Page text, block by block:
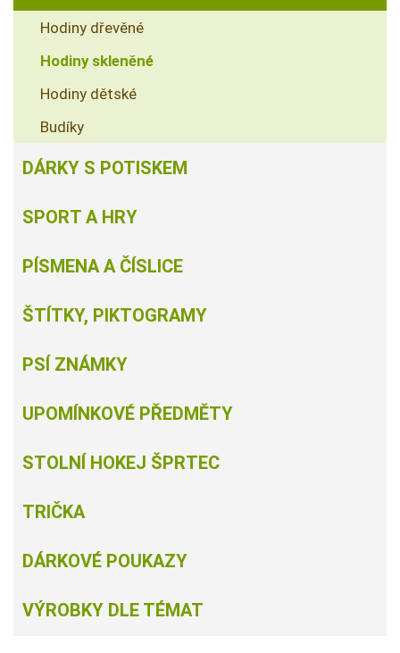
Hodiny dřevěné
Hodiny skleněné
Hodiny dětské
Budíky
DÁRKY S POTISKEM
SPORT A HRY
PÍSMENA A ČÍSLICE
ŠTÍTKY, PIKTOGRAMY
PSÍ ZNÁMKY
UPOMÍNKOVÉ PŘEDMĚTY
STOLNÍ HOKEJ ŠPRTEC
TRIČKA
DÁRKOVÉ POUKAZY
VÝROBKY DLE TÉMAT